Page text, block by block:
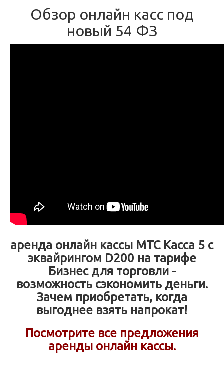
Обзор онлайн касс под
новый 54 ФЗ
аренда онлайн кассы МТС Касса 5 с
эквайрингом D200 на тарифе
Бизнес для торговли -
возможность сэкономить деньги.
Зачем приобретать, когда
выгоднее взять напрокат!
Посмотрите все предложения
аренды онлайн кассы.